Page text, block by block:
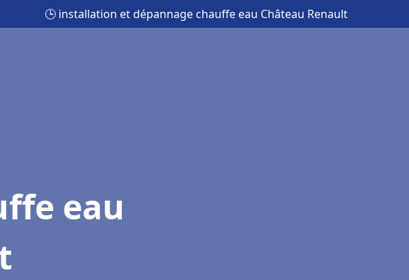
🕒 installation et dépannage chauffe eau Château Renault
eau